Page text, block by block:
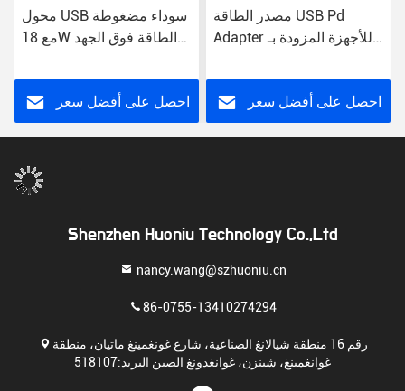
محول USB سوداء مضغوطة
مع 18W الطاقة فوق الجهد
احصل على أفضل سعر
مصدر الطاقة USB Pd
Adapter للأجهزة المزودة بـ
احصل على أفضل سعر
Shenzhen Huoniu Technology Co.,Ltd
nancy.wang@szhuoniu.cn
86-0755-13410274294
رقم 16 منطقة شيالانغ الصناعية، شارع غونغمينغ ماتيان، منطقة
غوانغمينغ، شينزن، غوانغدونغ الصين البريد:518107